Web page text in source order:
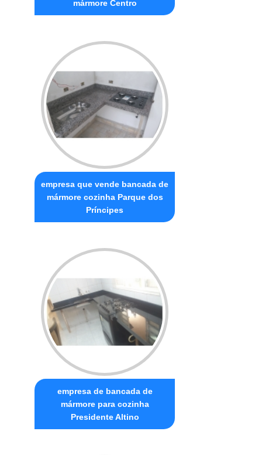
mármore Centro
empresa que vende bancada de
mármore cozinha Parque dos
Príncipes
empresa de bancada de
mármore para cozinha
Presidente Altino